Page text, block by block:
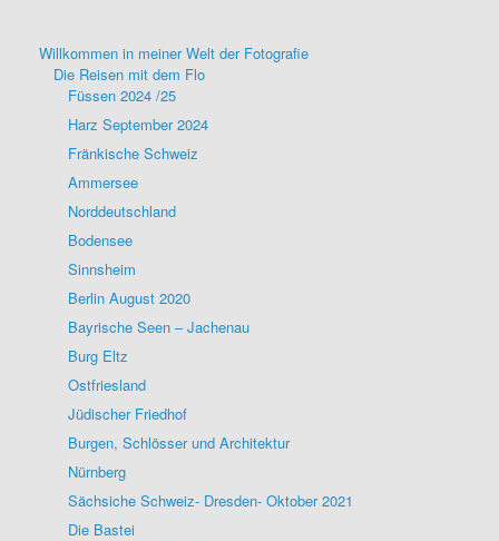
Willkommen in meiner Welt der Fotografie
Die Reisen mit dem Flo
Füssen 2024 /25
Harz September 2024
Fränkische Schweiz
Ammersee
Norddeutschland
Bodensee
Sinnsheim
Berlin August 2020
Bayrische Seen – Jachenau
Burg Eltz
Ostfriesland
Jüdischer Friedhof
Burgen, Schlösser und Architektur
Nürnberg
Sächsiche Schweiz- Dresden- Oktober 2021
Die Bastei